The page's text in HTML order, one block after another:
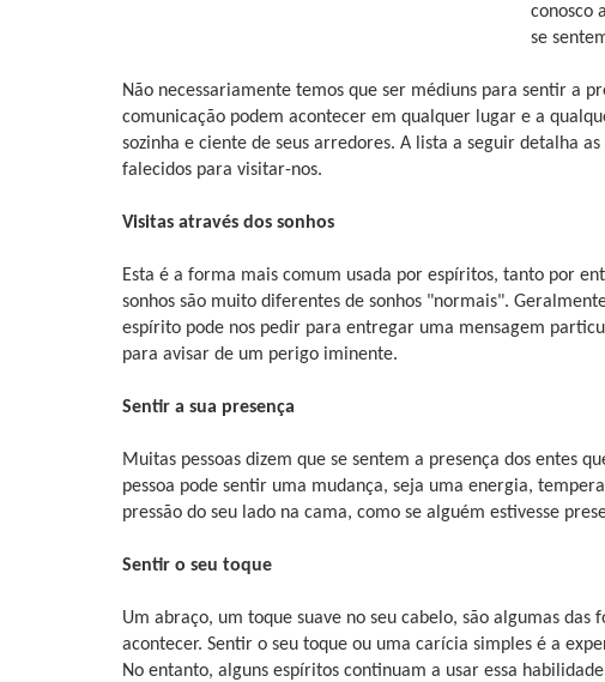
conosco
se
Não necessariamente temos que ser médiuns para sentir a
comunicação podem acontecer em qualquer lugar e a
sozinha e ciente de seus arredores. A lista a seguir detalha
falecidos para visitar-nos.
Visitas através dos sonhos
Esta é a forma mais comum usada por espíritos, tanto por
sonhos são muito diferentes de sonhos "normais".
espírito pode nos pedir para entregar uma mensagem
para avisar de um perigo iminente.
Sentir a sua presença
Muitas pessoas dizem que se sentem a presença dos entes
pessoa pode sentir uma mudança, seja uma energia,
pressão do seu lado na cama, como se alguém estivesse
Sentir o seu toque
Um abraço, um toque suave no seu cabelo, são algumas
acontecer. Sentir o seu toque ou uma carícia simples é a
No entanto, alguns espíritos continuam a usar essa